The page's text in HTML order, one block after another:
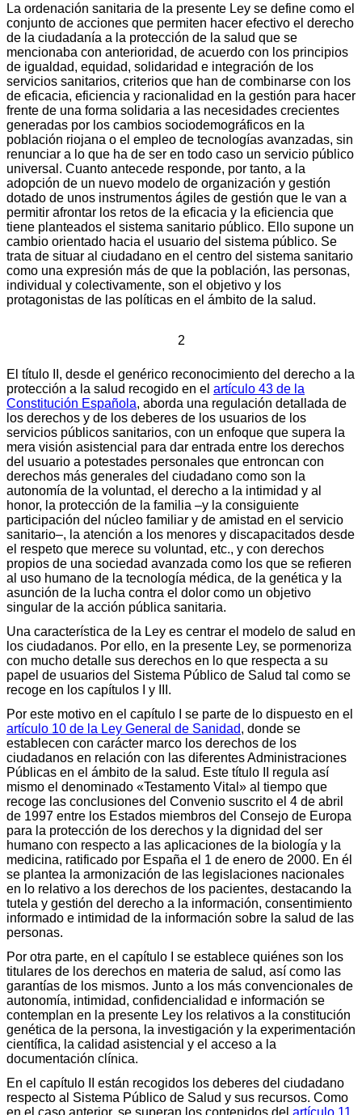
La ordenación sanitaria de la presente Ley se define como el
conjunto de acciones que permiten hacer efectivo el derecho
de la ciudadanía a la protección de la salud que se
mencionaba con anterioridad, de acuerdo con los principios
de igualdad, equidad, solidaridad e integración de los
servicios sanitarios, criterios que han de combinarse con los
de eficacia, eficiencia y racionalidad en la gestión para hacer
frente de una forma solidaria a las necesidades crecientes
generadas por los cambios sociodemográficos en la
población riojana o el empleo de tecnologías avanzadas, sin
renunciar a lo que ha de ser en todo caso un servicio público
universal. Cuanto antecede responde, por tanto, a la
adopción de un nuevo modelo de organización y gestión
dotado de unos instrumentos ágiles de gestión que le van a
permitir afrontar los retos de la eficacia y la eficiencia que
tiene planteados el sistema sanitario público. Ello supone un
cambio orientado hacia el usuario del sistema público. Se
trata de situar al ciudadano en el centro del sistema sanitario
como una expresión más de que la población, las personas,
individual y colectivamente, son el objetivo y los
protagonistas de las políticas en el ámbito de la salud.
2
El título II, desde el genérico reconocimiento del derecho a la
protección a la salud recogido en el artículo 43 de la
Constitución Española, aborda una regulación detallada de
los derechos y de los deberes de los usuarios de los
servicios públicos sanitarios, con un enfoque que supera la
mera visión asistencial para dar entrada entre los derechos
del usuario a potestades personales que entroncan con
derechos más generales del ciudadano como son la
autonomía de la voluntad, el derecho a la intimidad y al
honor, la protección de la familia –y la consiguiente
participación del núcleo familiar y de amistad en el servicio
sanitario–, la atención a los menores y discapacitados desde
el respeto que merece su voluntad, etc., y con derechos
propios de una sociedad avanzada como los que se refieren
al uso humano de la tecnología médica, de la genética y la
asunción de la lucha contra el dolor como un objetivo
singular de la acción pública sanitaria.
Una característica de la Ley es centrar el modelo de salud en
los ciudadanos. Por ello, en la presente Ley, se pormenoriza
con mucho detalle sus derechos en lo que respecta a su
papel de usuarios del Sistema Público de Salud tal como se
recoge en los capítulos I y III.
Por este motivo en el capítulo I se parte de lo dispuesto en el
artículo 10 de la Ley General de Sanidad, donde se
establecen con carácter marco los derechos de los
ciudadanos en relación con las diferentes Administraciones
Públicas en el ámbito de la salud. Este título II regula así
mismo el denominado «Testamento Vital» al tiempo que
recoge las conclusiones del Convenio suscrito el 4 de abril
de 1997 entre los Estados miembros del Consejo de Europa
para la protección de los derechos y la dignidad del ser
humano con respecto a las aplicaciones de la biología y la
medicina, ratificado por España el 1 de enero de 2000. En él
se plantea la armonización de las legislaciones nacionales
en lo relativo a los derechos de los pacientes, destacando la
tutela y gestión del derecho a la información, consentimiento
informado e intimidad de la información sobre la salud de las
personas.
Por otra parte, en el capítulo I se establece quiénes son los
titulares de los derechos en materia de salud, así como las
garantías de los mismos. Junto a los más convencionales de
autonomía, intimidad, confidencialidad e información se
contemplan en la presente Ley los relativos a la constitución
genética de la persona, la investigación y la experimentación
científica, la calidad asistencial y el acceso a la
documentación clínica.
En el capítulo II están recogidos los deberes del ciudadano
respecto al Sistema Público de Salud y sus recursos. Como
en el caso anterior, se superan los contenidos del artículo 11